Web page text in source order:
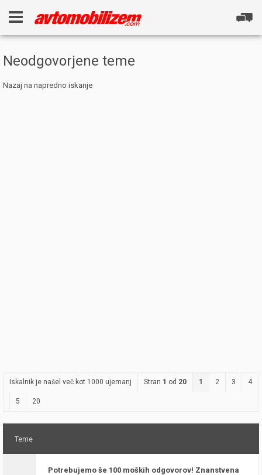
Neodgovorjene teme
Nazaj na napredno iskanje
Iskalnik je našel več kot 1000 ujemanj Stran 1 od 20 1 2 3 4
5 20
Teme
Potrebujemo še 100 moških odgovorov! Znanstvena